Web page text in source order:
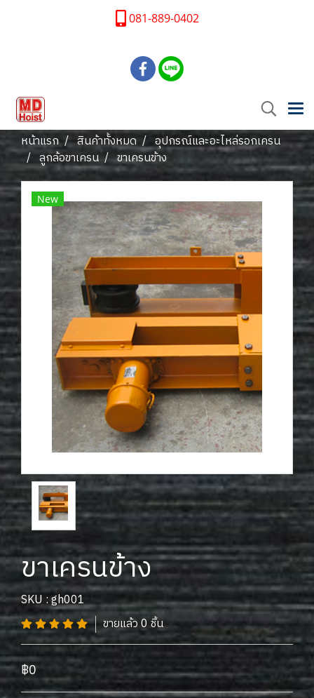
081-889-0402
หน้าแรก สินค้าทั้งหมด
อุปกรณ์และอะไหล่รอกเครน
ลูกล้อขาเครน
ขาเครนข้าง
New
ขาเครนข้าง
SKU : gh001
ขายแล้ว 0 ชิ้น
฿0